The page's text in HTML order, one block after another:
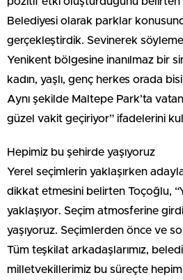
Belediyesi olarak parklar
gerçekleştirdik. Sevinerek
Yenikent bölgesine inanılmaz bir
kadın, yaşlı, genç herkes orada
Aynı şekilde Maltepe Park’ta
güzel vakit geçiriyor” ifadelerini
Hepimiz bu şehirde yaşıyoruz
Yerel seçimlerin yaklaşırken
dikkat etmesini belirten Toçoğlu,
yaklaşıyor. Seçim atmosferine
yaşıyoruz. Seçimlerden önce ve
Tüm teşkilat arkadaşlarımız,
milletvekillerimiz bu süreçte